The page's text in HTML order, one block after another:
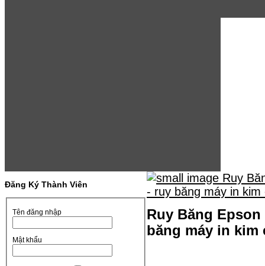
Đăng Ký Thành Viên
Tên đăng nhập
Mật khẩu
Ruy Băng
băng máy in kim